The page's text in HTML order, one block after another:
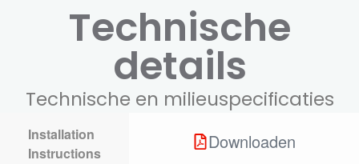
Technische
details
Technische en milieuspecificaties
Installation
Instructions
Downloaden